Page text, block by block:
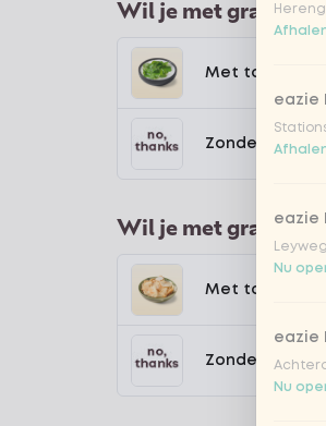
Wil je met gratis
Met topping
Zonder
Wil je met gratis
Met topping
Zonder
eazie
eazie
Leyweg
Nu
eazie
Nu